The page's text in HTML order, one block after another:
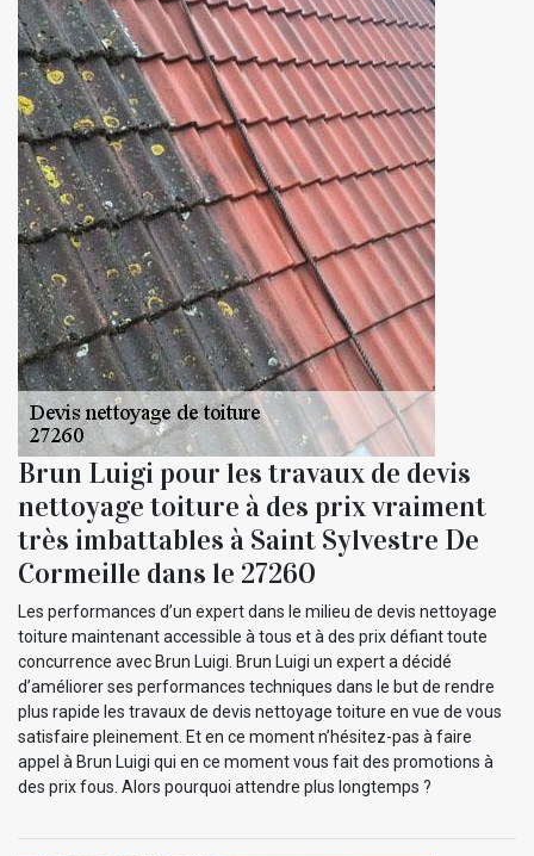
Brun Luigi pour les travaux de devis
nettoyage toiture à des prix vraiment
très imbattables à Saint Sylvestre De
Cormeille dans le 27260
Les performances d’un expert dans le milieu de devis nettoyage
toiture maintenant accessible à tous et à des prix défiant toute
concurrence avec Brun Luigi. Brun Luigi un expert a décidé
d’améliorer ses performances techniques dans le but de rendre
plus rapide les travaux de devis nettoyage toiture en vue de vous
satisfaire pleinement. Et en ce moment n’hésitez-pas à faire
appel à Brun Luigi qui en ce moment vous fait des promotions à
des prix fous. Alors pourquoi attendre plus longtemps ?